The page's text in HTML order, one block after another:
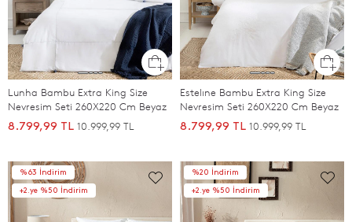
Lunha Bambu Extra King Size
Nevresim Seti 260X220 Cm Beyaz
8.799,99 TL 10.999,99 TL
Estelıne Bambu Extra King Size
Nevresim Seti 260X220 Cm Beyaz
8.799,99 TL 10.999,99 TL
%63 İndirim
+2.ye %50 İndirim
%20 İndirim
+2.ye %50 İndirim